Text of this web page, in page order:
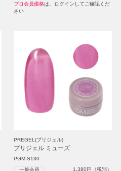
プロ会員価格は、ログインしてご確認くだ
さい
PREGEL(プリジェル)
プリジェル ミューズ
PGM-S130
1,380円（税別）